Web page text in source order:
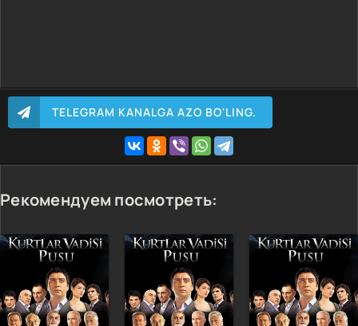
TELEGRAM KANALGA AZO BO'LING.
Рекомендуем посмотреть: